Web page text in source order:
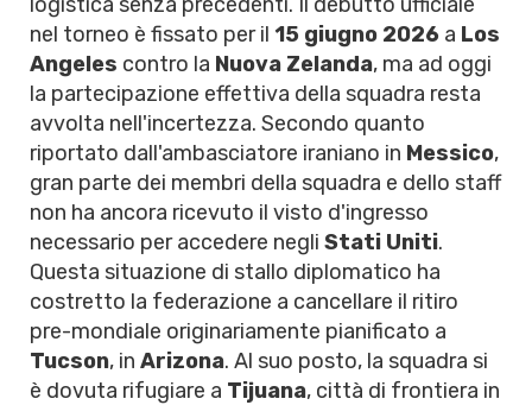
nel torneo è fissato per il 15 giugno 2026 a Los
Angeles contro la Nuova Zelanda, ma ad oggi
la partecipazione effettiva della squadra resta
avvolta nell'incertezza. Secondo quanto
riportato dall'ambasciatore iraniano in Messico,
gran parte dei membri della squadra e dello staff
non ha ancora ricevuto il visto d'ingresso
necessario per accedere negli Stati Uniti.
Questa situazione di stallo diplomatico ha
costretto la federazione a cancellare il ritiro
pre-mondiale originariamente pianificato a
Tucson, in Arizona. Al suo posto, la squadra si
è dovuta rifugiare a Tijuana, città di frontiera in